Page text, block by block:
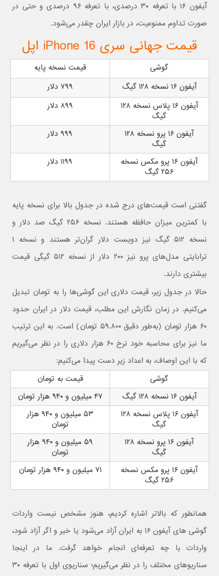
آیفون ۱۶ با تعرفه ۳۰ درصدی، با تعرفه ۹۶ درصدی و حتی در
صورت تداوم ممنوعیت، در بازار ایران چقدر می‌شود.
قیمت جهانی سری iPhone 16 اپل
گوشی
قیمت نسخه پایه
آیفون ۱۶ نسخه ۱۲۸ گیگ
۷۹۹ دلار
آیفون ۱۶ پلاس نسخه ۱۲۸
گیگ
۸۹۹ دلار
آیفون ۱۶ پرو نسخه ۱۲۸
گیگ
۹۹۹ دلار
آیفون ۱۶ پرو مکس نسخه
۲۵۶ گیگ
۱۱۹۹ دلار
گفتنی است قیمت‌های درج شده در جدول بالا برای نسخه پایه
با کمترین میزان حافظه هستند. نسخه ۲۵۶ گیگ صد دلار و
نسخه ۵۱۲ گیگ نیز دویست دلار گران‌تر هستند و نسخه ۱
ترابایتی مدل‌های پرو نیز ۲۰۰ دلار از نسخه ۵۱۲ گیگی قیمت
بیشتری دارند.
حالا در جدول زیر، قیمت دلاری این گوشی‌ها را به تومان تبدیل
می‌کنیم. در زمان نگارش این مطلب، قیمت دلار در ایران حدود
۶۰ هزار تومان (به‌طور دقیق ۵۹.۸۰۰ تومان) است. به این ترتیب
ما نیز برای محاسبه خود نرخ ۶۰ هزار دلاری را در نظر می‌گیریم
که با این اوصاف، به اعداد زیر دست پیدا می‌کنیم:
گوشی
قیمت به تومان
آیفون ۱۶ نسخه ۱۲۸ گیگ
۴۷ میلیون و ۹۴۰ هزار تومان
آیفون ۱۶ پلاس نسخه ۱۲۸
گیگ
۵۳ میلیون و ۹۴۰ هزار
تومان
آیفون ۱۶ پرو نسخه ۱۲۸
گیگ
۵۹ میلیون و ۹۴۰ هزار
تومان
آیفون ۱۶ پرو مکس نسخه
۲۵۶ گیگ
۷۱ میلیون و ۹۴۰ هزار تومان
همانطور که بالاتر اشاره کردیم، هنوز مشخص نیست واردات
گوشی های آیفون ۱۶ به ایران آزاد می‌شود یا خیر و اگر آزاد شود،
واردات با چه تعرفه‌ای انجام خواهد گرفت. ما در اینجا
سناریوهای مختلف را در نظر می‌گیریم؛ سناریوی اول با تعرفه ۳۰